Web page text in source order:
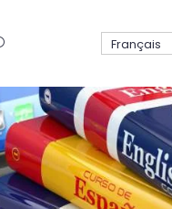
Français